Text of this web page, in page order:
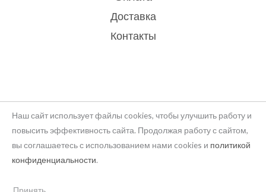
Доставка
Контакты
Наш сайт использует файлы cookies, чтобы улучшить работу и
повысить эффективность сайта. Продолжая работу с сайтом,
вы соглашаетесь с использованием нами cookies и политикой
конфиденциальности.
Принять